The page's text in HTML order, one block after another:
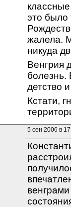
это было
жалела.
никуда
Венгрия
болезнь.
детство
Кстати,
5 сен 2006 в